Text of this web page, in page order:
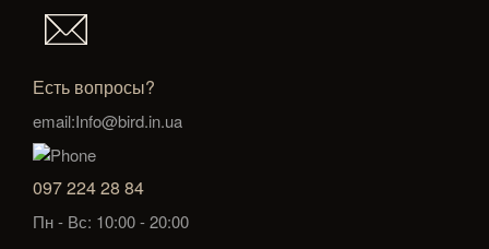
Есть вопросы?
email:Info@bird.in.ua
097 224 28 84
Пн - Вс: 10:00 - 20:00